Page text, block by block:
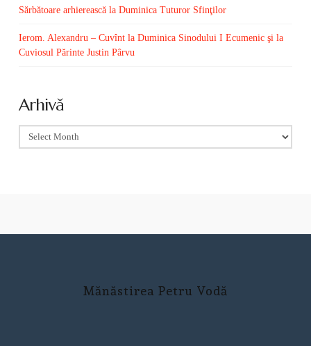
Sărbătoare arhierească la Duminica Tuturor Sfinţilor
Ierom. Alexandru – Cuvînt la Duminica Sinodului I Ecumenic şi la
Cuviosul Părinte Justin Pârvu
Arhivă
Arhivă
Mănăstirea Petru Vodă